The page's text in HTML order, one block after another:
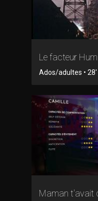
Le facteur
Ados/adultes • 28'
Maman t'avait